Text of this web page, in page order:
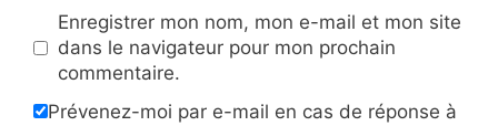
Enregistrer mon nom, mon e-mail et mon site
dans le navigateur pour mon prochain
commentaire.
Prévenez-moi par e-mail en cas de réponse à